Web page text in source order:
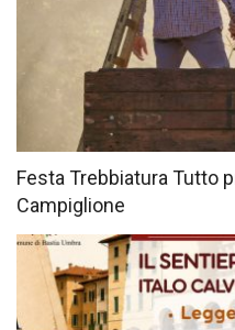
Festa Trebbiatura Tutto
Campiglione